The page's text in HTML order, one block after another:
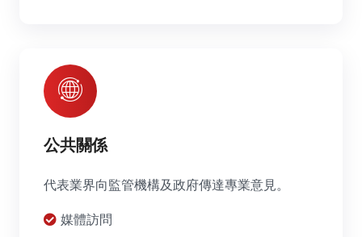
公共關係
代表業界向監管機構及政府傳達專業意見。
媒體訪問